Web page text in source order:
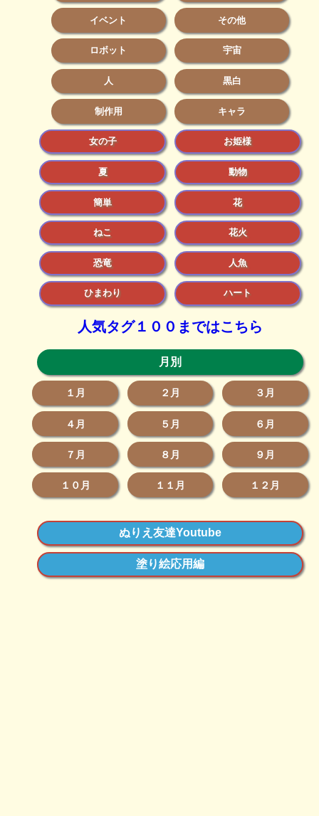
イベント その他
ロボット 宇宙
人 黒白
制作用 キャラ
女の子 お姫様
夏 動物
簡単 花
ねこ 花火
恐竜 人魚
ひまわり ハート
人気タグ１００まではこちら
月別
１月 ２月 ３月
４月 ５月 ６月
７月 ８月 ９月
１０月 １１月 １２月
ぬりえ友達Youtube
塗り絵応用編